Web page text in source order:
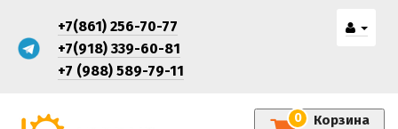
+7(861) 256-70-77
+7(918) 339-60-81
+7 (988) 589-79-11
Корзина
0